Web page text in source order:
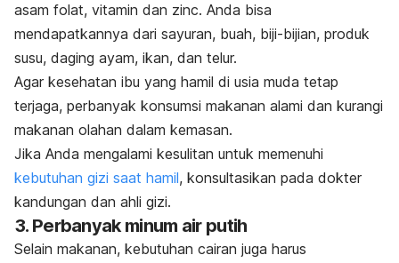
asam folat, vitamin dan zinc. Anda bisa
mendapatkannya dari sayuran, buah, biji-bijian, produk
susu, daging ayam, ikan, dan telur.
Agar kesehatan ibu yang hamil di usia muda tetap
terjaga, perbanyak konsumsi makanan alami dan kurangi
makanan olahan dalam kemasan.
Jika Anda mengalami kesulitan untuk memenuhi
kebutuhan gizi saat hamil, konsultasikan pada dokter
kandungan dan ahli gizi.
3. Perbanyak minum air putih
Selain makanan, kebutuhan cairan juga harus